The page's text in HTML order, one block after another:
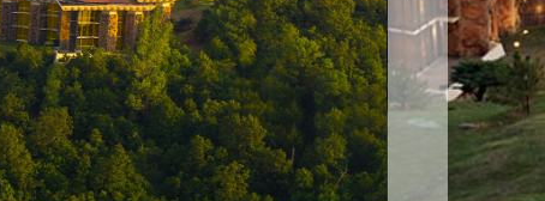
Narconon